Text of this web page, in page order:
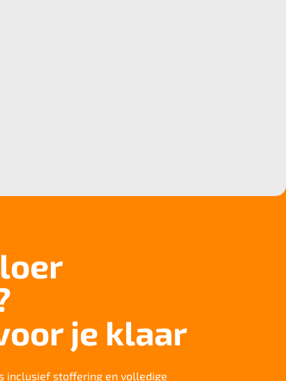
je klaar
inclusief stoffering en volledige